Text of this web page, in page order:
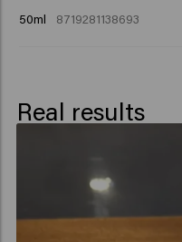
Fruit Extract ,
Linalyl Acetate , Citrus
50ml 8719281138693
Real results